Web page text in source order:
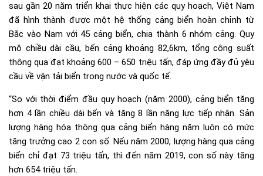
sau gần 20 năm triển khai thực hiện các quy hoạch, Việt Nam
đã hình thành được một hệ thống cảng biển hoàn chỉnh từ
Bắc vào Nam với 45 cảng biển, chia thành 6 nhóm cảng. Quy
mô chiều dài cầu, bến cảng khoảng 82,6km, tổng công suất
thông qua đạt khoảng 600 – 650 triệu tấn, đáp ứng đầy đủ yêu
cầu về vận tải biển trong nước và quốc tế.
“So với thời điểm đầu quy hoạch (năm 2000), cảng biển tăng
hơn 4 lần chiều dài bến và tăng 8 lần năng lực tiếp nhận. Sản
lượng hàng hóa thông qua cảng biển hàng năm luôn có mức
tăng trưởng cao 2 con số. Nếu năm 2000, lượng hàng qua cảng
biển chỉ đạt 73 triệu tấn, thì đến năm 2019, con số này tăng
hơn 654 triệu tấn.